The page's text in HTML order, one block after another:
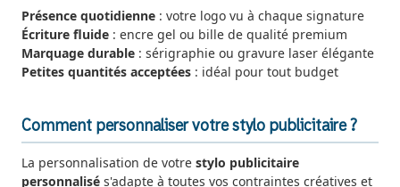
Présence quotidienne : votre logo vu à chaque signature
Écriture fluide : encre gel ou bille de qualité premium
Marquage durable : sérigraphie ou gravure laser élégante
Petites quantités acceptées : idéal pour tout budget
Comment personnaliser votre stylo publicitaire ?
La personnalisation de votre stylo publicitaire
personnalisé s'adapte à toutes vos contraintes créatives et